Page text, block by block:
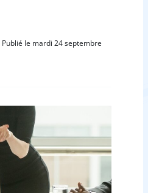
Publié le mardi 24 septembre